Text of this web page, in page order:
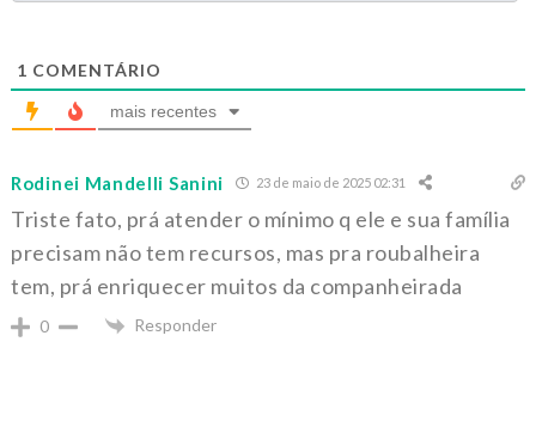
1 COMENTÁRIO
mais recentes
Rodinei Mandelli Sanini 23 de maio de 2025 02:31
Triste fato, prá atender o mínimo q ele e sua família
precisam não tem recursos, mas pra roubalheira
tem, prá enriquecer muitos da companheirada
0 Responder